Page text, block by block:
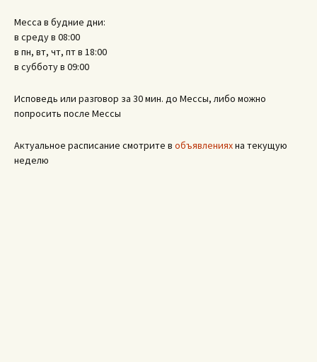
Месса в будние дни:
в среду в 08:00
в пн, вт, чт, пт в 18:00
в субботу в 09:00
Исповедь или разговор за 30 мин. до Мессы, либо можно
попросить после Мессы
Актуальное расписание смотрите в объявленияхна текущую
неделю